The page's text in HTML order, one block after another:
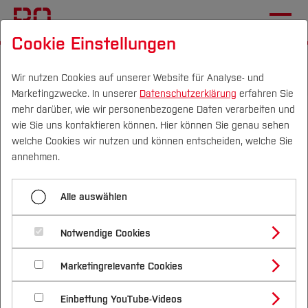
Campus Personen DE|EN Quicklinks
Studium
Studienangebote
Bachelorstudiengänge
Masterstudiengänge
Vor dem Studium
Bewerben & Einschreiben
Bewerbungsportal
Im Studium
Studienbüros und Prüfungen
Nach dem Studium
Forschung & Transfer
Profil
Forschungs- und Transferprofil
Schwerpunkte (FuT)
Beratung & Förderung
Nachhaltigkeit
Nachhaltigkeit studieren
International
Studieren im Fachbereich
Erfolgreich abgesendet!
Ihre Anmeldung zu den Wahlpflichtmodulen ist
eingegangen.
Die Verteilung und Bekanntgabe der
Platzverteilung erfolgt am 13.04.2026 im Laufe
des Nachmittags über Moodle. Der Kurs
Vorstellung Thesis, Entwürfe + Wahlmodule SoSe
Cookie Einstellungen
Wir nutzen Cookies auf unserer Website für Analyse- und
Marketingzwecke. In unserer Datenschutzerklärung erfahren Sie
mehr darüber, wie wir personenbezogene Daten verarbeiten und
wie Sie uns kontaktieren können. Hier können Sie genau sehen
welche Cookies wir nutzen und können entscheiden, welche Sie
annehmen.
Alle auswählen
Notwendige Cookies
Marketingrelevante Cookies
Einbettung YouTube-Videos